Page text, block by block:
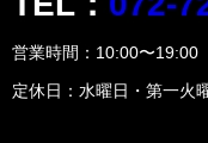
営業時間：10:00〜19:00
定休日：水曜日・第一火